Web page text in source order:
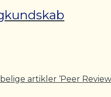
artikler ‘Peer